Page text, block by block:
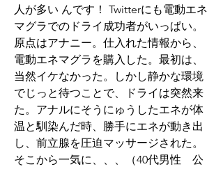
人が多い んです！ Twitterにも電動エネ
マグラでのドライ成功者がいっぱい。
原点はアナニー。仕入れた情報から、
電動エネマグラを購入した。最初は、
当然イケなかった。しかし静かな環境
でじっと待つことで、ドライは突然来
た。アナルにそうにゅうしたエネが体
温と馴染んだ時、勝手にエネが動き出
し、前立腺を圧迫マッサージされた。
そこから一気に、、、（40代男性　公